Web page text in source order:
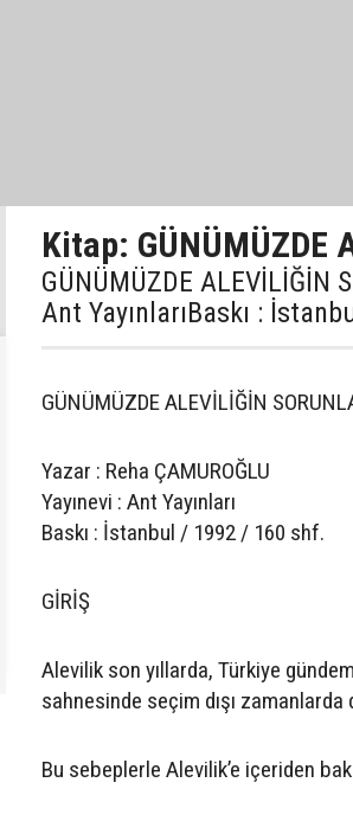
Kitap: GÜNÜMÜZDE
GÜNÜMÜZDE ALEVİLİĞİN
Ant YayınlarıBaskı :
GÜNÜMÜZDE ALEVİLİĞİN
Yazar : Reha ÇAMUROĞLU
Yayınevi : Ant Yayınları
Baskı : İstanbul / 1992 / 160 shf.
GİRİŞ
Alevilik son yıllarda, Türkiye
sahnesinde seçim dışı
Bu sebeplerle Alevilik’e içeriden